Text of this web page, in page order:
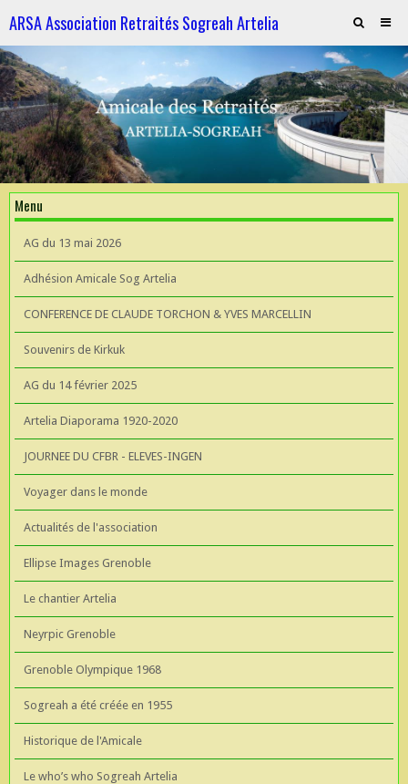
ARSA Association Retraités Sogreah Artelia
Invitation au repas le 21 novembre 2025
ARTELIA et l'Hydroélectricité
ARTELIA et l'Hydroélectricité
Souvenirs de KIrkuk
CONFERENCE DE CLAUDE TORCHON & YVES MARCELLIN A L'UIAD
AG 2026 du 13 mai
Menu
AG du 13 mai 2026
Adhésion Amicale Sog Artelia
CONFERENCE DE CLAUDE TORCHON & YVES MARCELLIN
Souvenirs de Kirkuk
AG du 14 février 2025
Artelia Diaporama 1920-2020
JOURNEE DU CFBR - ELEVES-INGEN
Voyager dans le monde
Actualités de l'association
Ellipse Images Grenoble
Le chantier Artelia
Neyrpic Grenoble
Grenoble Olympique 1968
Sogreah a été créée en 1955
Historique de l'Amicale
Le who’s who Sogreah Artelia